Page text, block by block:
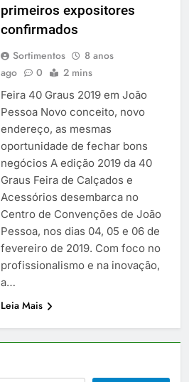
primeiros expositores
confirmados
Sortimentos
8 anos
ago
0 2 mins
Feira 40 Graus 2019 em João
Pessoa Novo conceito, novo
endereço, as mesmas
oportunidade de fechar bons
negócios A edição 2019 da 40
Graus Feira de Calçados e
Acessórios desembarca no
Centro de Convenções de João
Pessoa, nos dias 04, 05 e 06 de
fevereiro de 2019. Com foco no
profissionalismo e na inovação,
a…
Leia Mais